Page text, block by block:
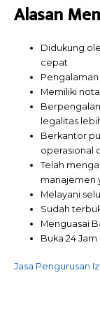
Alasan
Didukung
cepat
Pengalaman
Memiliki
legalitas
Berkantor
operasional
Telah
manajemen
Melayani
Sudah
Menguasai
Buka 24
Jasa Pengurusan